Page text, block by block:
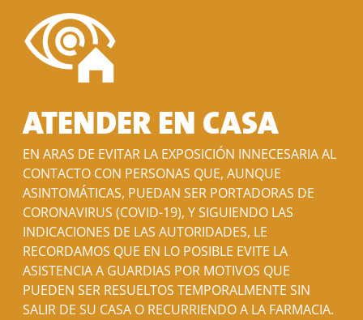
ATENDER EN CASA
EN ARAS DE EVITAR LA EXPOSICIÓN INNECESARIA AL
CONTACTO CON PERSONAS QUE, AUNQUE
ASINTOMÁTICAS, PUEDAN SER PORTADORAS DE
CORONAVIRUS (COVID-19), Y SIGUIENDO LAS
INDICACIONES DE LAS AUTORIDADES, LE
RECORDAMOS QUE EN LO POSIBLE EVITE LA
ASISTENCIA A GUARDIAS POR MOTIVOS QUE
PUEDEN SER RESUELTOS TEMPORALMENTE SIN
SALIR DE SU CASA O RECURRIENDO A LA FARMACIA.